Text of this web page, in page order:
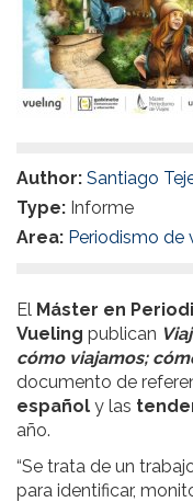
Author: Santiago
Type: Informe
Area: Periodismo de
El Máster en
Vueling publican
cómo viajamos;
documento de
español y las
año.
“Se trata de un
para identificar,